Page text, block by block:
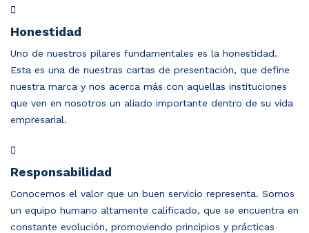
Honestidad
Uno de nuestros pilares fundamentales es la honestidad.
Esta es una de nuestras cartas de presentación, que define
nuestra marca y nos acerca más con aquellas instituciones
que ven en nosotros un aliado importante dentro de su vida
empresarial.
Responsabilidad
Conocemos el valor que un buen servicio representa. Somos
un equipo humano altamente calificado, que se encuentra en
constante evolución, promoviendo principios y prácticas